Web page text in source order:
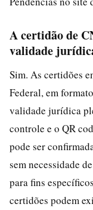
A certidão de
validade
Sim. As certidões
Federal, em
validade jurídica
controle e o QR
pode ser
sem necessidade
para fins
certidões podem